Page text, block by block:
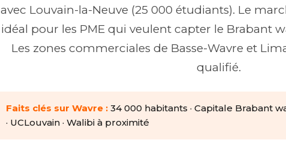
avec Louvain-la-Neuve (25 000 étudiants). Le
idéal pour les PME qui veulent capter le Brabant
Les zones commerciales de Basse-Wavre et
qualifié.
Faits clés sur Wavre : 34 000 habitants · Capitale Brabant
· UCLouvain · Walibi à proximité